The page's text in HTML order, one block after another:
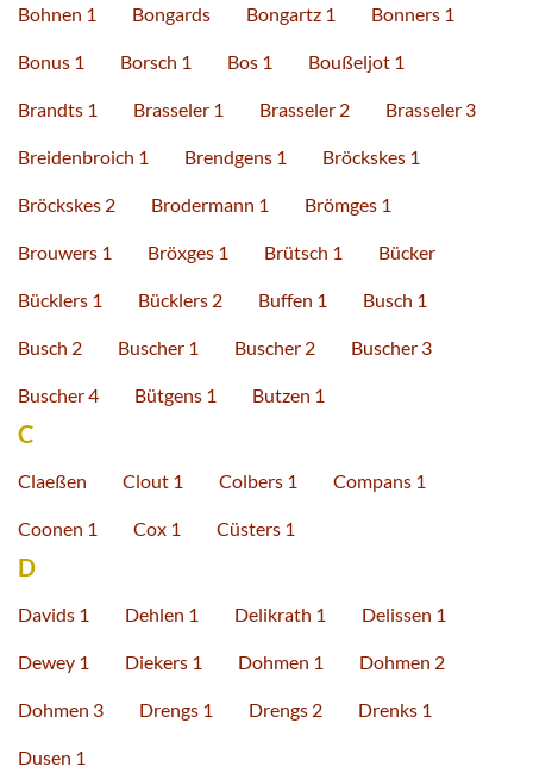
Bohnen 1 Bongards Bongartz 1 Bonners 1
Bonus 1 Borsch 1 Bos 1 Boußeljot 1
Brandts 1 Brasseler 1 Brasseler 2 Brasseler 3
Breidenbroich 1 Brendgens 1 Bröckskes 1
Bröckskes 2 Brodermann 1 Brömges 1
Brouwers 1 Bröxges 1 Brütsch 1 Bücker
Bücklers 1 Bücklers 2 Buffen 1 Busch 1
Busch 2 Buscher 1 Buscher 2 Buscher 3
Buscher 4 Bütgens 1 Butzen 1
C
Claeßen Clout 1 Colbers 1 Compans 1
Coonen 1 Cox 1 Cüsters 1
D
Davids 1 Dehlen 1 Delikrath 1 Delissen 1
Dewey 1 Diekers 1 Dohmen 1 Dohmen 2
Dohmen 3 Drengs 1 Drengs 2 Drenks 1
Dusen 1